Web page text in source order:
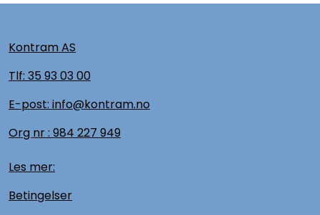
Kontram AS
Tlf: 35 93 03 00
E-post: info@kontram.no
Org nr : 984 227 949
Les mer:
Betingelser